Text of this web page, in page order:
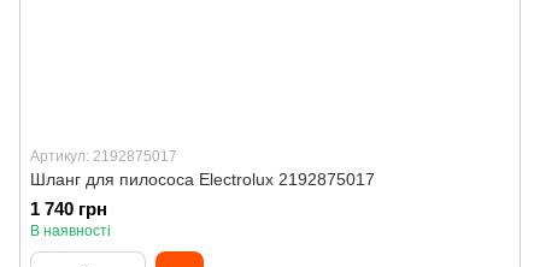
Артикул: 2192875017
Шланг для пилососа Electrolux 2192875017
1 740 грн
В наявності